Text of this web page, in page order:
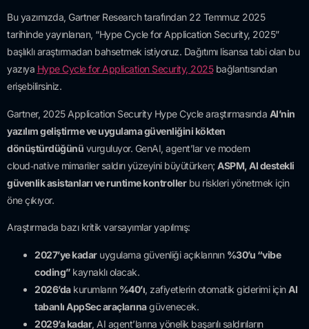
Bu yazımızda, Gartner Research tarafından 22 Temmuz 2025
tarihinde yayınlanan, “Hype Cycle for Application Security, 2025”
başlıklı araştırmadan bahsetmek istiyoruz. Dağıtımı lisansa tabi olan bu
yazıya Hype Cycle for Application Security, 2025bağlantısından
erişebilirsiniz.
Gartner, 2025 Application Security Hype Cycle araştırmasında AI’nin
yazılım geliştirme ve uygulama güvenliğini kökten
dönüştürdüğünü vurguluyor. GenAI, agent’lar ve modern
cloud‑native mimariler saldırı yüzeyini büyütürken; ASPM, AI destekli
güvenlik asistanları ve runtime kontrollerbu riskleri yönetmek için
öne çıkıyor.
Araştırmada bazı kritik varsayımlar yapılmış:
2027’ye kadaruygulama güvenliği açıklarının %30’u “vibe
coding”kaynaklı olacak.
2026’dakurumların %40’ı, zafiyetlerin otomatik giderimi içinAI
tabanlı AppSec araçlarınagüvenecek.
2029’a kadar, AI agent’larına yönelik başarılı saldırıların